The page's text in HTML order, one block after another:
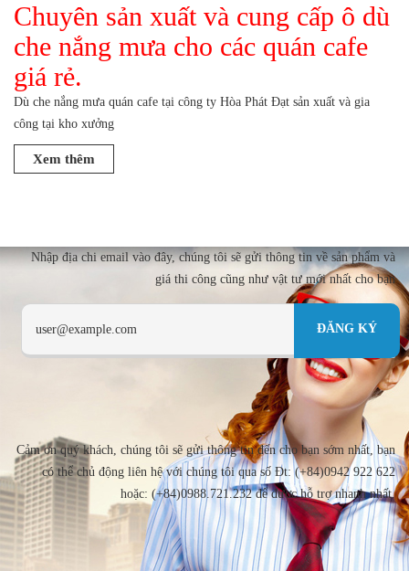
Chuyên sản xuất và cung cấp ô dù
che nắng mưa cho các quán cafe
giá rẻ.
Dù che nắng mưa quán cafe tại công ty Hòa Phát Đạt sản xuất và gia
công tại kho xưởng
Xem thêm
Nhập địa chi email vào đây, chúng tôi sẽ gửi thông tin về sản phẩm và
giá thi công cũng như vật tư mới nhất cho bạn
Cảm ơn quý khách, chúng tôi sẽ gửi thông tin đến cho bạn sớm nhất, bạn
có thể chủ động liên hệ với chúng tôi qua số Đt: (+84)0942 922 622
hoặc: (+84)0988.721.232 để được hỗ trợ nhanh nhất.